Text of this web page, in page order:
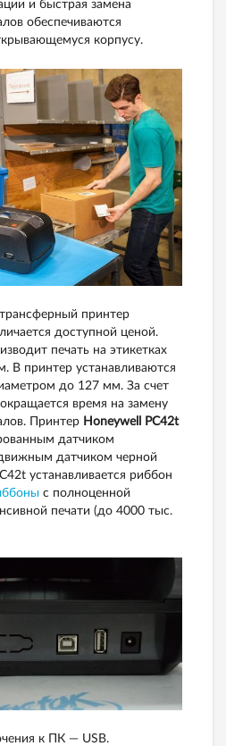
и быстрая замена
обеспечиваются
корпусу.
принтер
доступной ценой.
печать на этикетках
В принтер устанавливаются
до 127 мм. За счет
время на замену
Принтер Honeywell PC42t
датчиком
датчиком черной
устанавливается риббон
с полноценной
печати (до 4000 тыс.
к ПК — USB.